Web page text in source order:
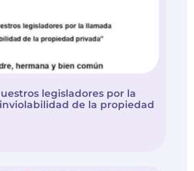
legisladores por la
de la propiedad